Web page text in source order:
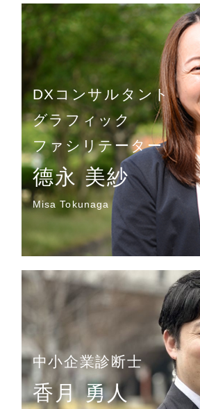
DXコンサルタント
グラフィック
ファシリテーター
德永 美紗
Misa Tokunaga
中小企業診断士
香月 勇人